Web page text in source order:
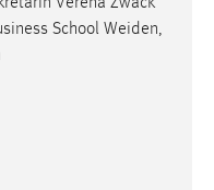
School Weiden,